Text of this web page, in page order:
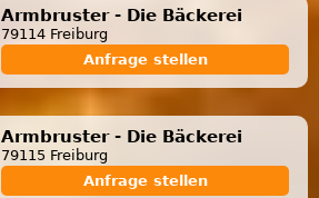
Armbruster - Die Bäckerei
79114 Freiburg
Anfrage stellen
Armbruster - Die Bäckerei
79115 Freiburg
Anfrage stellen